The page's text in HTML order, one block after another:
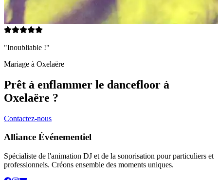
"Inoubliable !"
Mariage à Oxelaëre
Prêt à enflammer le dancefloor à
Oxelaëre ?
Contactez-nous
Alliance Événementiel
Spécialiste de l'animation DJ et de la sonorisation pour particuliers et
professionnels. Créons ensemble des moments uniques.